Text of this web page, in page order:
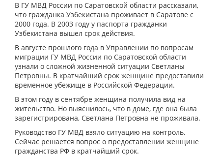
В ГУ МВД России по Саратовской области рассказали,
что гражданка Узбекистана проживает в Саратове с
2000 года. В 2003 году у паспорта гражданки
Узбекистана вышел срок действия.
В августе прошлого года в Управлении по вопросам
миграции ГУ МВД России по Саратовской области
узнали о сложной жизненной ситуации Светланы
Петровны. В кратчайший срок женщине предоставили
временное убежище в Российской Федерации.
В этом году в сентябре женщина получила вид на
жительство. Но выяснилось, что в доме, где она была
зарегистрирована, Светлана Петровна не проживала.
Руководство ГУ МВД взяло ситуацию на контроль.
Сейчас решается вопрос о предоставлении женщине
гражданства РФ в кратчайший срок.